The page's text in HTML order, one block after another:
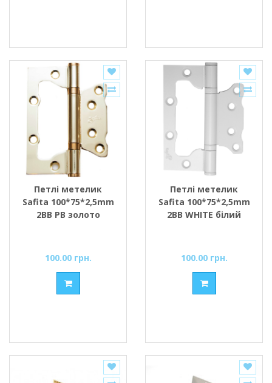
Петлі метелик
Safita 100*75*2,5mm
2BB PB золото
100.00 грн.
Петлі метелик
Safita 100*75*2,5mm
2BB WHITE білий
100.00 грн.